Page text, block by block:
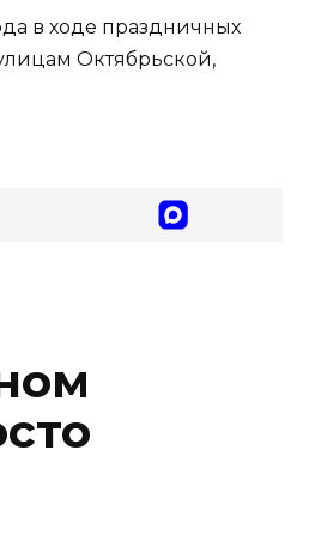
в ходе праздничных
Октябрьской,